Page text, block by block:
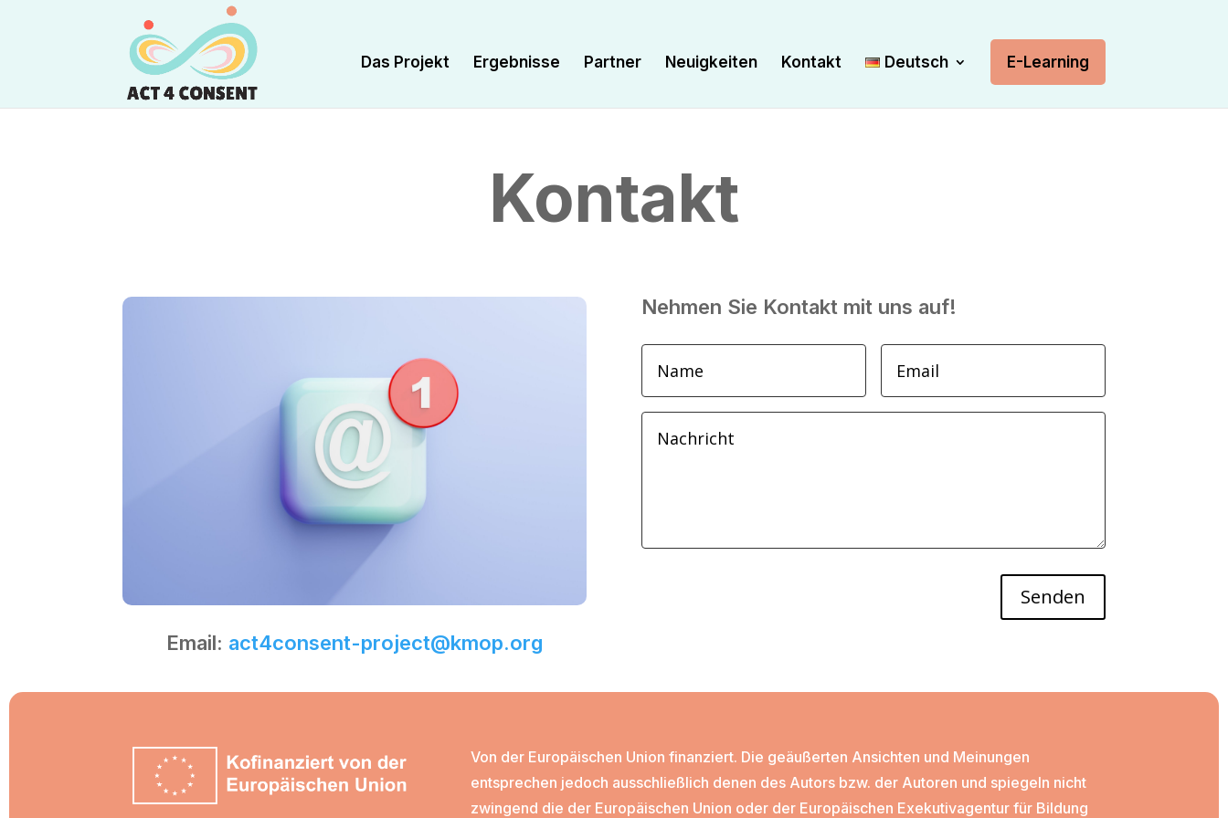
Das Projekt Ergebnisse Partner Neuigkeiten Kontakt Deutsch E-Learning
Kontakt
Email: act4consent-project@kmop.org
Nehmen Sie Kontakt mit uns auf!
Senden
Von der Europäischen Union finanziert. Die geäußerten Ansichten und Meinungen
entsprechen jedoch ausschließlich denen des Autors bzw. der Autoren und spiegeln nicht
zwingend die der Europäischen Union oder der Europäischen Exekutivagentur für Bildung